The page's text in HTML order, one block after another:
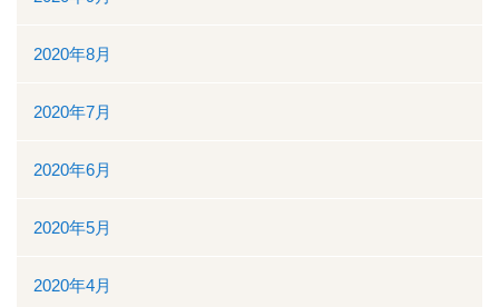
2020年8月
2020年7月
2020年6月
2020年5月
2020年4月